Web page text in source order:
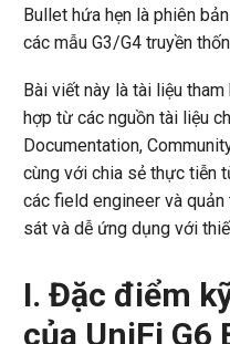
Bullet hứa hẹn là phiên
các mẫu G3/G4 truyền
Bài viết này là tài liệu
hợp từ các nguồn tài liệu
Documentation,
cùng với chia sẻ thực tiễn
các field engineer và
sát và dễ ứng dụng với
I. Đặc điểm
của UniFi G6